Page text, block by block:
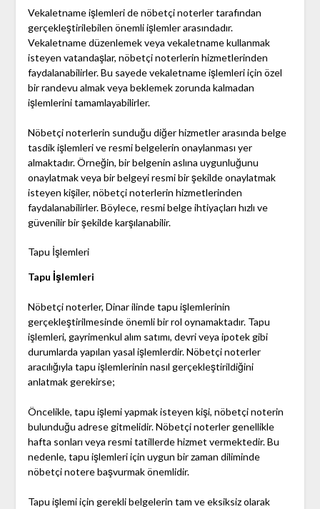
Vekaletname işlemleri de nöbetçi noterler tarafından
gerçekleştirilebilen önemli işlemler arasındadır.
Vekaletname düzenlemek veya vekaletname kullanmak
isteyen vatandaşlar, nöbetçi noterlerin hizmetlerinden
faydalanabilirler. Bu sayede vekaletname işlemleri için özel
bir randevu almak veya beklemek zorunda kalmadan
işlemlerini tamamlayabilirler.
Nöbetçi noterlerin sunduğu diğer hizmetler arasında belge
tasdik işlemleri ve resmi belgelerin onaylanması yer
almaktadır. Örneğin, bir belgenin aslına uygunluğunu
onaylatmak veya bir belgeyi resmi bir şekilde onaylatmak
isteyen kişiler, nöbetçi noterlerin hizmetlerinden
faydalanabilirler. Böylece, resmi belge ihtiyaçları hızlı ve
güvenilir bir şekilde karşılanabilir.
Tapu İşlemleri
Tapu İşlemleri
Nöbetçi noterler, Dinar ilinde tapu işlemlerinin
gerçekleştirilmesinde önemli bir rol oynamaktadır. Tapu
işlemleri, gayrimenkul alım satımı, devri veya ipotek gibi
durumlarda yapılan yasal işlemlerdir. Nöbetçi noterler
aracılığıyla tapu işlemlerinin nasıl gerçekleştirildiğini
anlatmak gerekirse;
Öncelikle, tapu işlemi yapmak isteyen kişi, nöbetçi noterin
bulunduğu adrese gitmelidir. Nöbetçi noterler genellikle
hafta sonları veya resmi tatillerde hizmet vermektedir. Bu
nedenle, tapu işlemleri için uygun bir zaman diliminde
nöbetçi notere başvurmak önemlidir.
Tapu işlemi için gerekli belgelerin tam ve eksiksiz olarak